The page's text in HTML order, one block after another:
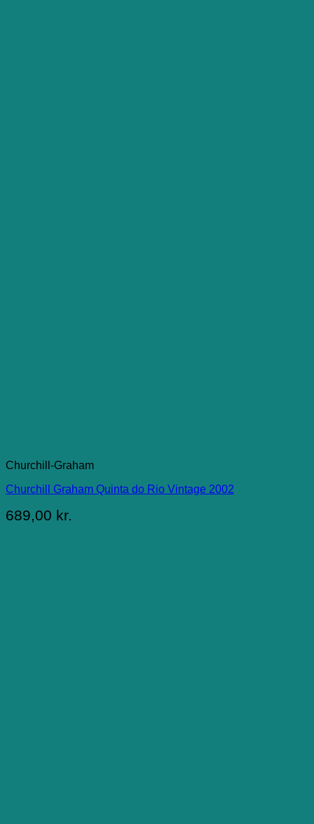
Churchill-Graham
Churchill Graham Quinta do Rio Vintage 2002
689,00 kr.